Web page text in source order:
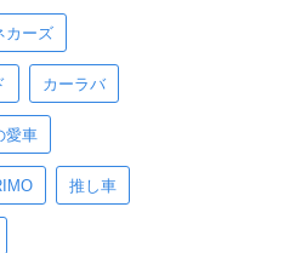
カーズ
カーラバ
愛車
推し車